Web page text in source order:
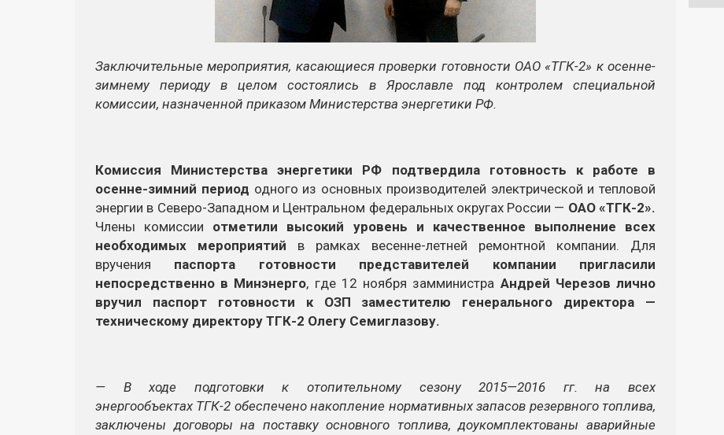
Заключительные мероприятия, касающиеся проверки готовности ОАО «ТГК-2» к осенне-
зимнему периоду в целом состоялись в Ярославле под контролем специальной
комиссии, назначенной приказом Министерства энергетики РФ.
Комиссия Министерства энергетики РФ
подтвердила готовность к работе в
осенне-зимний период одного из основных производителей электрической и тепловой
энергии в Северо-Западном и Центральном федеральных округах России — ОАО «ТГК-2».
Члены комиссии отметили высокий уровень и качественное выполнение всех
необходимых мероприятий в рамках весенне-летней ремонтной компании. Для
вручения паспорта готовности представителей компании пригласили
непосредственно в Минэнерго, где 12 ноября замминистра Андрей Черезов лично
вручил паспорт готовности к ОЗП заместителю генерального директора —
техническому директору ТГК-2 Олегу Семиглазову.
— В ходе подготовки к отопительному сезону2015—2016 гг. на всех
энергообъектах ТГК-2 обеспечено накопление нормативных запасов резервного топлива,
заключены договоры на поставку основного топлива, доукомплектованы аварийные